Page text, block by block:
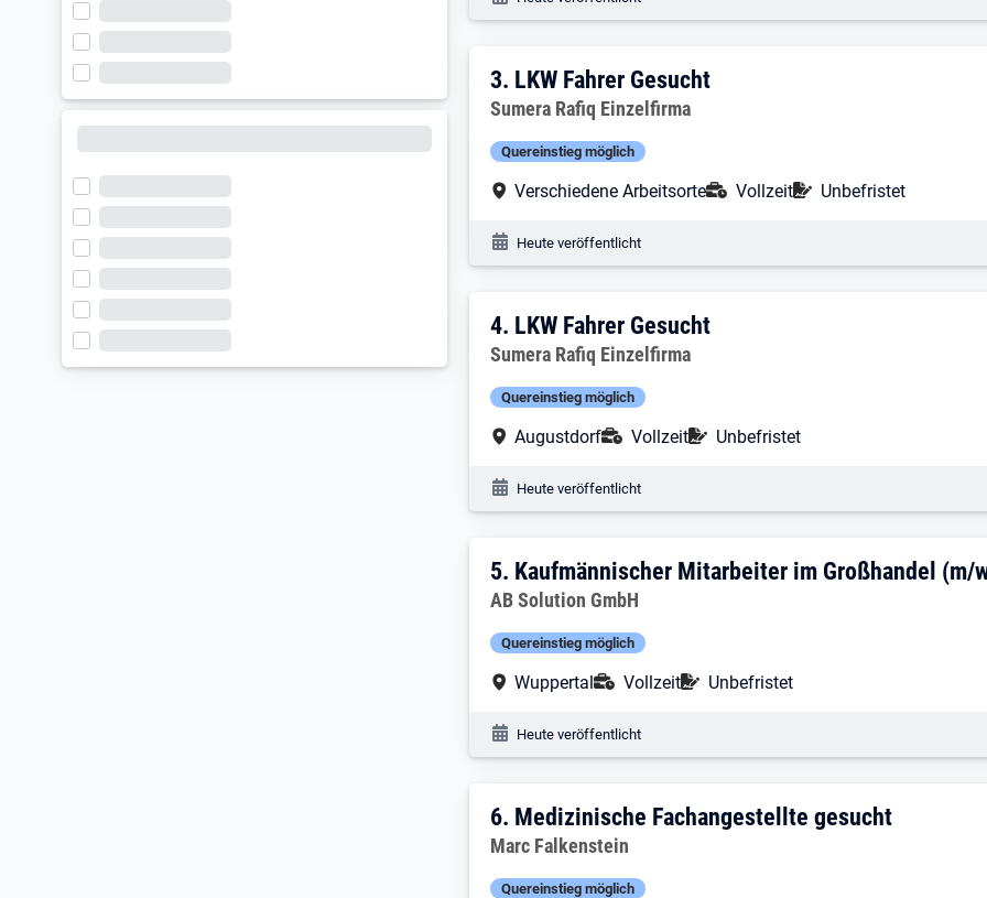
3. Ergebnis: LKW Fahrer Gesucht
3. LKW Fahrer Gesucht
Arbeitgeber:
Sumera Rafiq Einzelfirma
Quereinstieg möglich
Arbeitsort:
Verschiedene Arbeitsorte Anstellungsart:
Vollzeit Befristung:
Unbefristet
Veröffentlichungsdatum:
Heute veröffentlicht
4. Ergebnis: LKW Fahrer Gesucht
4. LKW Fahrer Gesucht
Arbeitgeber:
Sumera Rafiq Einzelfirma
Quereinstieg möglich
Arbeitsort:
Augustdorf Anstellungsart:
Vollzeit Befristung:
Unbefristet
Veröffentlichungsdatum:
Heute veröffentlicht
5. Ergebnis: Kaufmännischer
5. Kaufmännischer Mitarbeiter im Großhandel (m/
Arbeitgeber:
AB Solution GmbH
Quereinstieg möglich
Arbeitsort:
Wuppertal Anstellungsart:
Vollzeit Befristung:
Unbefristet
Veröffentlichungsdatum:
Heute veröffentlicht
6. Ergebnis: Medizinische
6. Medizinische Fachangestellte gesucht
Arbeitgeber:
Marc Falkenstein
Quereinstieg möglich